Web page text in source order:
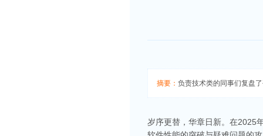
摘要： 负责技术类的同事们复盘
岁序更替，华章日新。在2025